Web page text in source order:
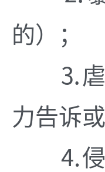
的）；
⒊虐待
力告诉
⒋侵占